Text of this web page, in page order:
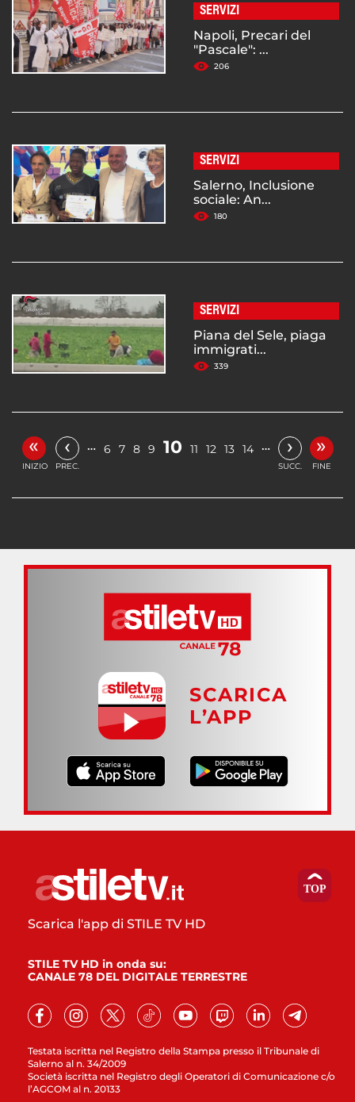
SERVIZI
Napoli, Precari del
"Pascale": ...
206
SERVIZI
Salerno, Inclusione
sociale: An...
180
SERVIZI
Piana del Sele, piaga
immigrati...
339
«
INIZIO
‹
PREC.
… 6 7 8 9 10 11 12 13 14 … ›
SUCC.
»
FINE
SCARICA
L’APP
Testata iscritta nel Registro della Stampa presso il Tribunale di
Salerno al n. 34/2009
Società iscritta nel Registro degli Operatori di Comunicazione c/o
l’AGCOM al n. 20133
Scarica l'app di STILE TV HD
STILE TV HD in onda su:
CANALE 78 DEL DIGITALE TERRESTRE